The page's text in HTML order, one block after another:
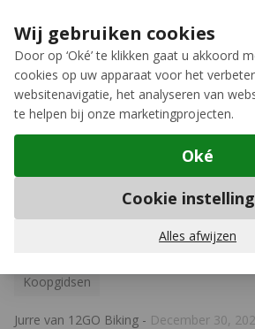
Wij gebruiken cookies
Door op ‘Oké’ te klikken gaat u akkoord
cookies op uw apparaat voor het
websitenavigatie, het analyseren van
te helpen bij onze marketingprojecten.
Oké
Cookie
Alles afwijzen
Meer keuze, meer
12GO
Koopgidsen
Koopgids: Beste
fietsen rond de 2500
Koopgidsen
Jurre van 12GO Biking - December 30,